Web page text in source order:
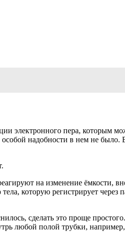
электронного пера, которым
особой надобности в нем не
на изменение ёмкости,
которую регистрирует через
сделать это проще
любой полой трубки, например,